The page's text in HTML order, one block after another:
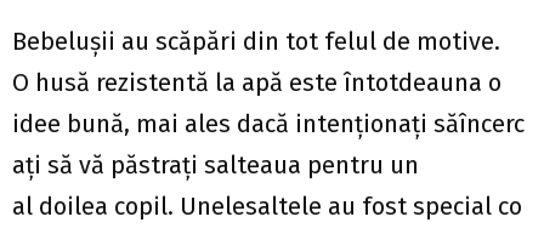
Bebelușii au scăpări din tot felul de motive.
O husă rezistentă la apă este întotdeauna o
idee bună, mai ales dacă intenționați săîncerc
ați să vă păstrați salteaua pentru un
al doilea copil. Unelesaltele au fost special co